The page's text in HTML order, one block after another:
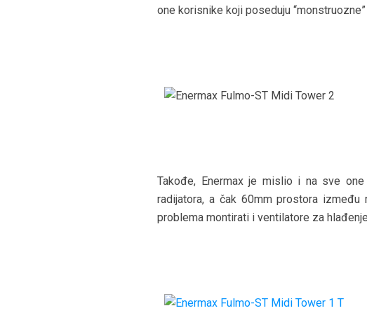
one korisnike koji poseduju
Takođe, Enermax je mislio i na sve
radijatora, a čak 60mm prostora
problema montirati i ventilatore za